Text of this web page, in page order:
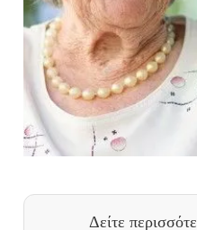
Δείτε